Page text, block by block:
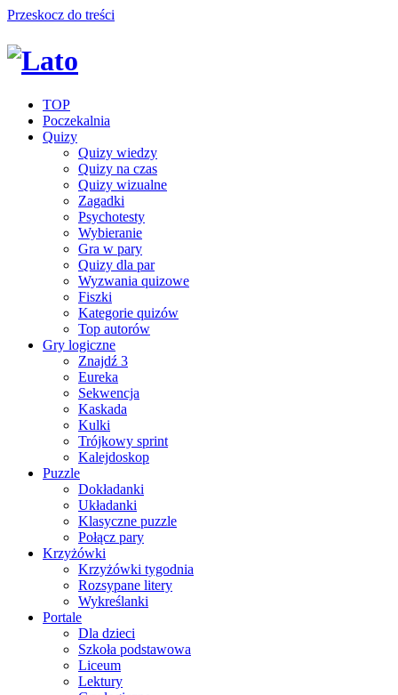
Przeskocz do treści
TOP
Poczekalnia
Quizy
Quizy wiedzy
Quizy na czas
Quizy wizualne
Zagadki
Psychotesty
Wybieranie
Gra w pary
Quizy dla par
Wyzwania quizowe
Fiszki
Kategorie quizów
Top autorów
Gry logiczne
Znajdź 3
Eureka
Sekwencja
Kaskada
Kulki
Trójkowy sprint
Kalejdoskop
Puzzle
Dokładanki
Układanki
Klasyczne puzzle
Połącz pary
Krzyżówki
Krzyżówki tygodnia
Rozsypane litery
Wykreślanki
Portale
Dla dzieci
Szkoła podstawowa
Liceum
Lektury